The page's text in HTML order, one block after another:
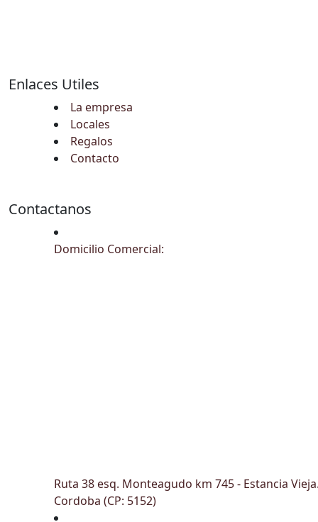
Enlaces Utiles
La empresa
Locales
Regalos
Contacto
Contactanos
Domicilio Comercial:
Ruta 38 esq. Monteagudo km 745 - Estancia
Cordoba (CP: 5152)